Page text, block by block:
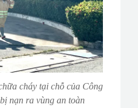
cháy tại chỗ của Công
nạn ra vùng an toàn